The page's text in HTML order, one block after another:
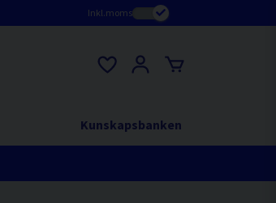
Inkl.moms
Kunskapsbanken